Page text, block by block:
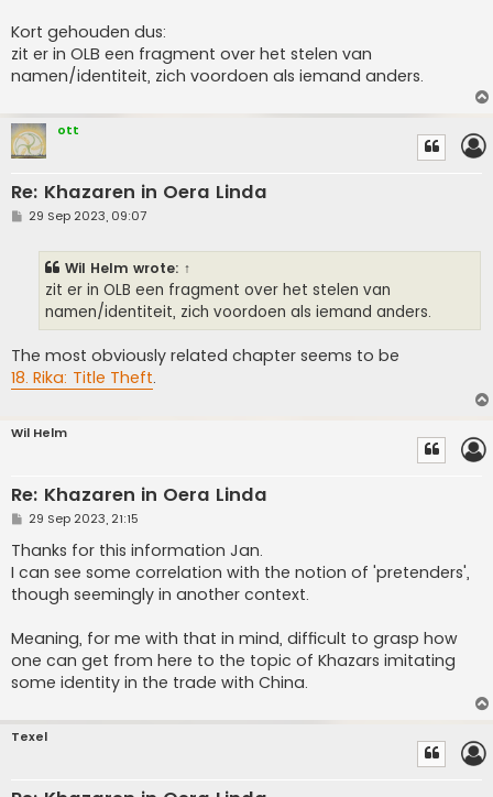
Kort gehouden dus:
zit er in OLB een fragment over het stelen van
namen/identiteit, zich voordoen als iemand anders.
ott
Re: Khazaren in Oera Linda
P29 Sep 2023, 09:07
Wil Helm wrote: ↑
zit er in OLB een fragment over het stelen van
namen/identiteit, zich voordoen als iemand anders.
The most obviously related chapter seems to be
18. Rika: Title Theft.
Wil Helm
Re: Khazaren in Oera Linda
P
s
t
29 Sep 2023, 21:15
Thanks for this information Jan.
I can see some correlation with the notion of 'pretenders',
though seemingly in another context.
Meaning, for me with that in mind, difficult to grasp how
one can get from here to the topic of Khazars imitating
some identity in the trade with China.
Texel